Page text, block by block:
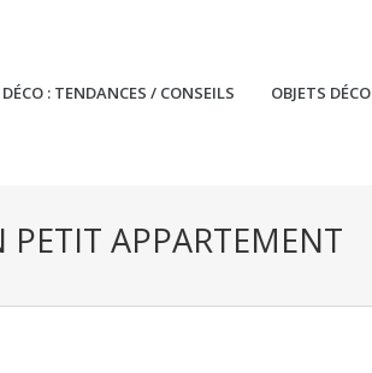
DÉCO : TENDANCES / CONSEILS OBJETS DÉCO
APPARTEMENT